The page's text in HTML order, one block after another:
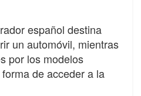
español destina
un automóvil, mientras
por los modelos
de acceder a la